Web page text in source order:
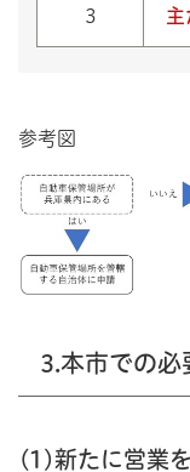
3 主
参考図
3.本市での必
(1)新たに営業